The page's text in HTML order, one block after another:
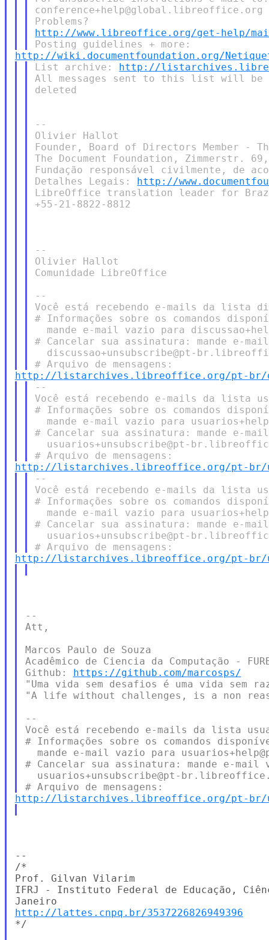
conference+help@global.libreoffice.org
http://www.libreoffice.org/get-help/
http://wiki.documentfoundation.org/
List archive: http://
All messages sent to this list will be
deleted
--
Olivier Hallot
Founder, Board of Directors Member -
The Document Foundation, Zimmerstr.
Fundação responsável civilmente, de
Detalhes Legais: http://
LibreOffice translation leader for
+55-21-8822-8812
--
Olivier Hallot
Comunidade LibreOffice
--
Você está recebendo e-mails da lista
# Informações sobre os comandos
mande e-mail vazio para
# Cancelar sua assinatura: mande e-
discussao+unsubscribe@pt-
http://listarchives.libreoffice.org/pt-br/
--
Você está recebendo e-mails da lista
# Informações sobre os comandos
mande e-mail vazio para
# Cancelar sua assinatura: mande e-
usuarios+unsubscribe@pt-
http://listarchives.libreoffice.org/pt-br/
--
Você está recebendo e-mails da lista
# Informações sobre os comandos
mande e-mail vazio para
# Cancelar sua assinatura: mande e-
usuarios+unsubscribe@pt-
http://listarchives.libreoffice.org/pt-br/
--
Att,
Marcos Paulo de Souza
Acadêmico de Ciencia da Computação -
Github: https://github.com/marcosps/
"Uma vida sem desafios é uma vida sem
"A life without challenges, is a non
--
Você está recebendo e-mails da lista
# Informações sobre os comandos
mande e-mail vazio para
# Cancelar sua assinatura: mande e-mail
usuarios+unsubscribe@pt-
http://listarchives.libreoffice.org/pt-br/
--
/*
Prof. Gilvan Vilarim
IFRJ - Instituto Federal de Educação,
http://lattes.cnpq.br/3537226826949396
*/